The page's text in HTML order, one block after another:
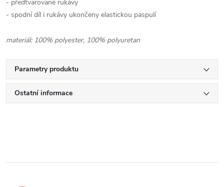
- předtvarované rukávy
- spodní díl i rukávy ukončeny elastickou paspulí
materiál: 100% polyester, 100% polyuretan
Parametry produktu
Ostatní informace